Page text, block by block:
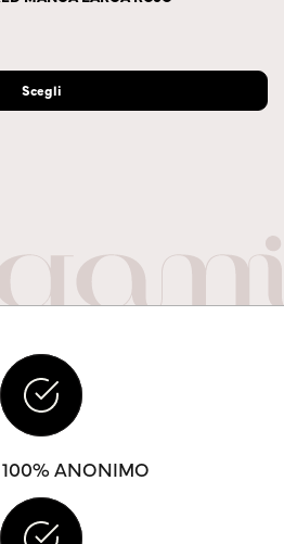
Scegli
ANONIMO